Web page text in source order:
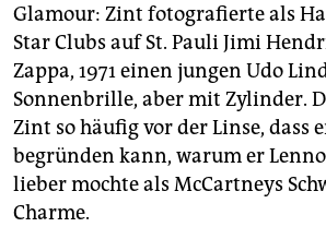
Glamour: Zint fotografierte als
Star Clubs auf St. Pauli Jimi
Zappa, 1971 einen jungen Udo
Sonnenbrille, aber mit Zylinder.
Zint so häufig vor der Linse, dass
begründen kann, warum er
lieber mochte als McCartneys
Charme.